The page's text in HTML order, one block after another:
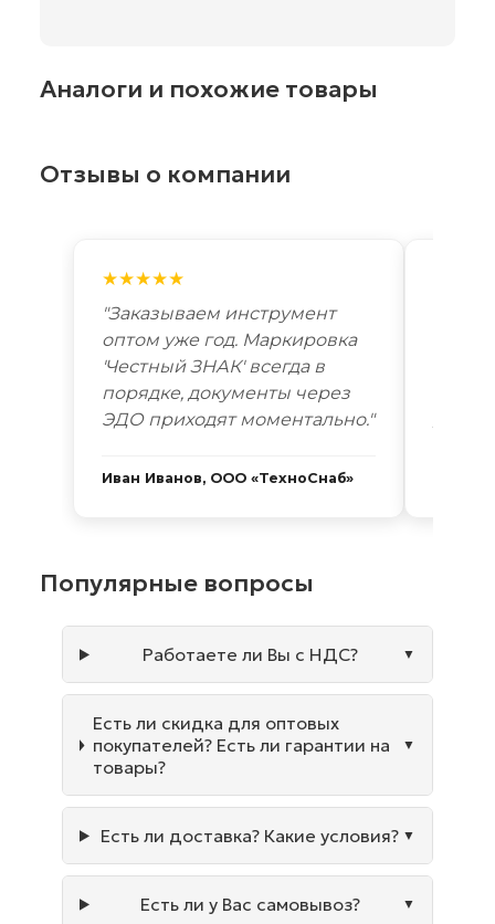
Аналоги и похожие товары
Отзывы о компании
★★★★★
"Заказываем инструмент
оптом уже год. Маркировка
'Честный ЗНАК' всегда в
порядке, документы через
ЭДО приходят моментально."
Иван Иванов, ООО «ТехноСнаб»
Популярные вопросы
Работаете ли Вы с НДС?
Есть ли скидка для оптовых
покупателей? Есть ли гарантии на
товары?
Есть ли доставка? Какие условия?
Есть ли у Вас самовывоз?